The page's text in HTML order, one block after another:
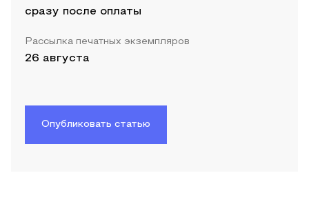
сразу после оплаты
Рассылка печатных экземпляров
26 августа
Опубликовать статью